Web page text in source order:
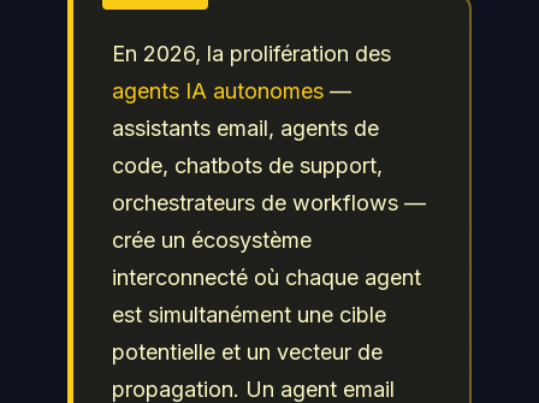
En 2026, la prolifération des
agents IA autonomes —
assistants email, agents de
code, chatbots de support,
orchestrateurs de workflows —
crée un écosystème
interconnecté où chaque agent
est simultanément une cible
potentielle et un vecteur de
propagation. Un agent email